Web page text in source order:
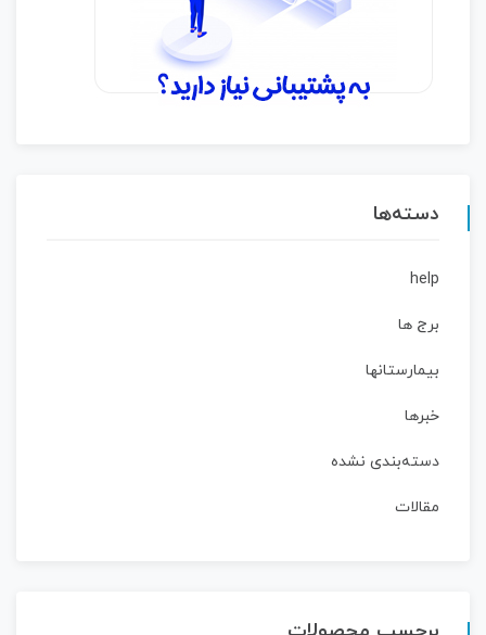
دسته‌ها
help
برج ها
بیمارستانها
خبرها
دسته‌بندی نشده
مقالات